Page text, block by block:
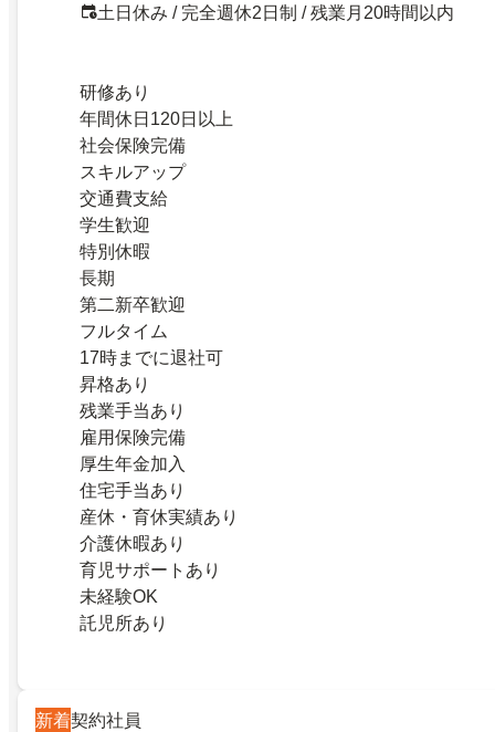
土日休み / 完全週休2日制 / 残業月20時間以内
研修あり
年間休日120日以上
社会保険完備
スキルアップ
交通費支給
学生歓迎
特別休暇
長期
第二新卒歓迎
フルタイム
17時までに退社可
昇格あり
残業手当あり
雇用保険完備
厚生年金加入
住宅手当あり
産休・育休実績あり
介護休暇あり
育児サポートあり
未経験OK
託児所あり
新着契約社員